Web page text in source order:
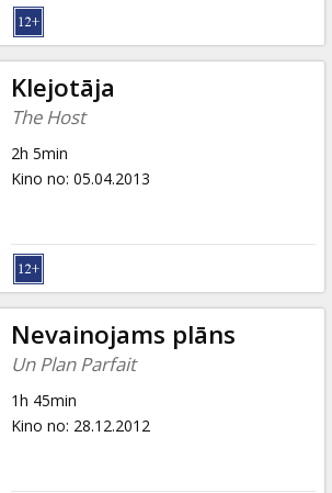
Klejotāja
The Host
2h 5min
Kino no: 05.04.2013
Nevainojams plāns
Un Plan Parfait
1h 45min
Kino no: 28.12.2012